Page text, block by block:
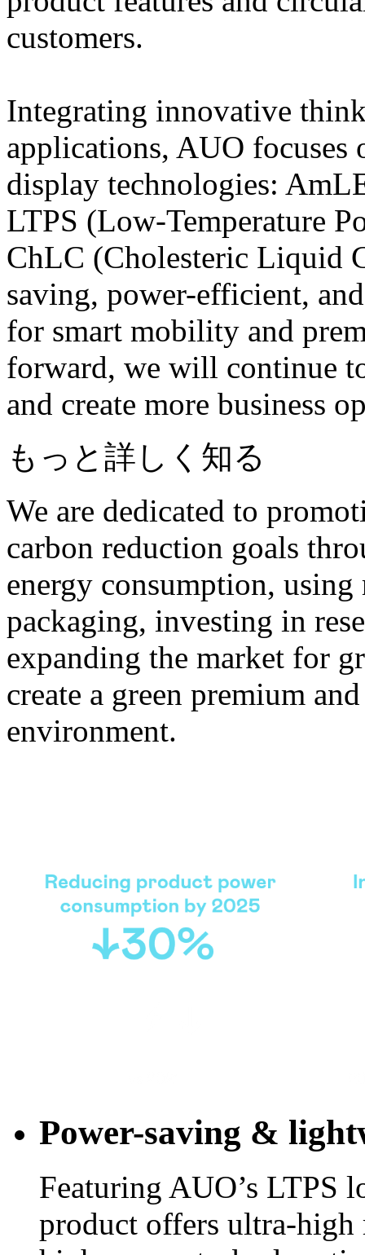
customers.
Integrating innovative
applications, AUO focuses
display technologies:
LTPS (Low-Temperature
ChLC (Cholesteric Liquid
saving, power-efficient,
for smart mobility and
forward, we will continue
and create more business
もっと詳しく知る
We are dedicated to
carbon reduction goals
energy consumption,
packaging, investing in
expanding the market for
create a green premium
environment.
Power-saving &
Featuring AUO’s LTPS
product offers ultra-high